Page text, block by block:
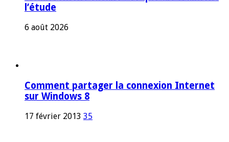
l’étude
6 août 2026
Comment partager la connexion Internet
sur Windows 8
17 février 2013 35